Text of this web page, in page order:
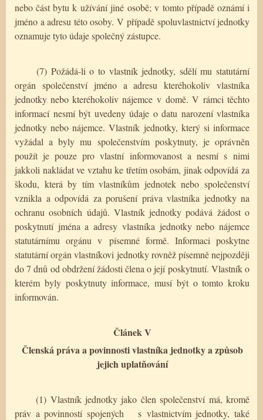
nebo část bytu k užívání jiné osobě; v tomto případě oznámí i
jméno a adresu této osoby. V případě spoluvlastnictví jednotky
oznamuje tyto údaje společný zástupce.
(7) Požádá-li o to vlastník jednotky, sdělí mu statutární
orgán společenství jméno a adresu kteréhokoliv vlastníka
jednotky nebo kteréhokoliv nájemce v domě. V rámci těchto
informací nesmí být uvedeny údaje o datu narození vlastníka
jednotky nebo nájemce. Vlastník jednotky, který si informace
vyžádal a byly mu společenstvím poskytnuty, je oprávněn
použít je pouze pro vlastní informovanost a nesmí s nimi
jakkoli nakládat ve vztahu ke třetím osobám, jinak odpovídá za
škodu, která by tím vlastníkům jednotek nebo společenství
vznikla a odpovídá za porušení práva vlastníka jednotky na
ochranu osobních údajů. Vlastník jednotky podává žádost o
poskytnutí jména a adresy vlastníka jednotky nebo nájemce
statutárnímu orgánu v písemné formě. Informaci poskytne
statutární orgán vlastníkovi jednotky rovněž písemně nejpozději
do 7 dnů od obdržení žádosti člena o její poskytnutí. Vlastník o
kterém byly poskytnuty informace, musí být o tomto kroku
informován.
Článek V
Členská práva a povinnosti vlastníka jednotky a způsob
jejich uplatňování
(1) Vlastník jednotky jako člen společenství má, kromě
práv a povinností spojených
s vlastnictvím jednotky, také